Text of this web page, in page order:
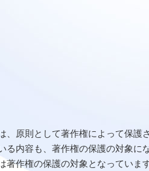
原則として著作権によって保護
る内容も、著作権の保護の対象
著作権の保護の対象となっていま